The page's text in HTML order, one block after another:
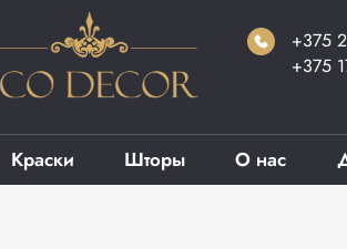
+375
+375
Краски Шторы О нас